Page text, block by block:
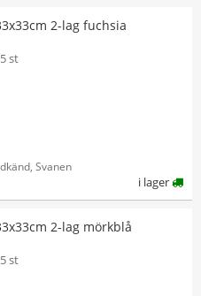
2-lag fuchsia
st
Svanen
i lager
2-lag mörkblå
st